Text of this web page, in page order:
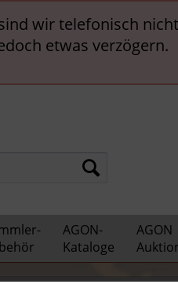
wir telefonisch
etwas verzögern.
AGON-
Kataloge
AGON